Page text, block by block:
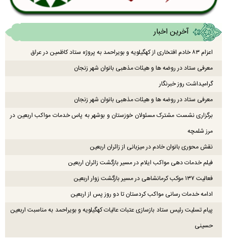
آخرین اخبار
اعزام ۸۳ خادم افتخاری از کهگیلویه و بویراحمد به پروژه ستاد کاظمین در عراق
معرفی ستاد در روضه ها و هیئات مذهبی بانوان شهر زنجان
گرامیداشت روز خبرنگار
معرفی ستاد در روضه ها و هیئات مذهبی بانوان شهر زنجان
برگزاری نشست مشترک مسئولان خوزستان و بوشهر به پاس خدمات مواکب اربعین در
مرز شلمچه
نقش محوری بانوان خادم در میزبانی از زائران اربعین
فیلم خدمات دهی مواکب ایلام در مسیر بازگشت زائران اربعین
فعالیت ۱۳۷ موکب کرمانشاهی در مسیر بازگشت زوار اربعین
ادامه خدمات رسانی مواکب کردستان تا دو روز پس از اربعین
پیام تسلیت رئیس ستاد بازسازی عتبات عالیات کهگیلویه و بویراحمد به مناسبت اربعین
حسینی